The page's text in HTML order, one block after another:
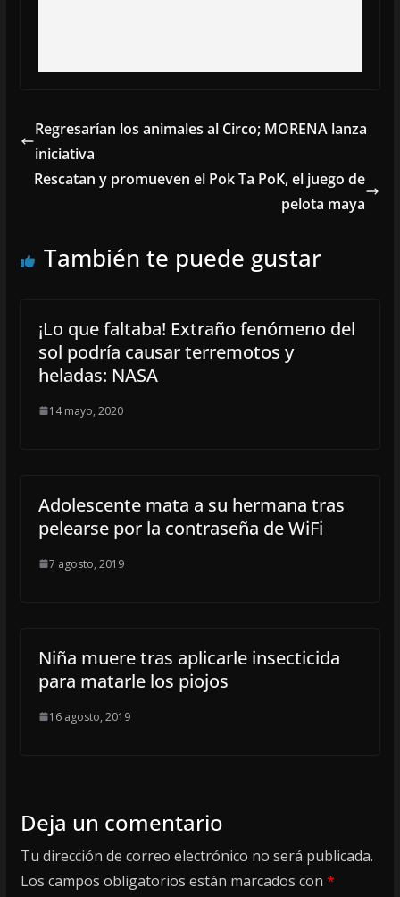
Regresarían los animales al Circo; MORENA lanza
iniciativa
Rescatan y promueven el Pok Ta PoK, el juego de
pelota maya
También te puede gustar
¡Lo que faltaba! Extraño fenómeno del
sol podría causar terremotos y
heladas: NASA
14 mayo, 2020
Adolescente mata a su hermana tras
pelearse por la contraseña de WiFi
7 agosto, 2019
Niña muere tras aplicarle insecticida
para matarle los piojos
16 agosto, 2019
Deja un comentario
Tu dirección de correo electrónico no será publicada.
Los campos obligatorios están marcados con *